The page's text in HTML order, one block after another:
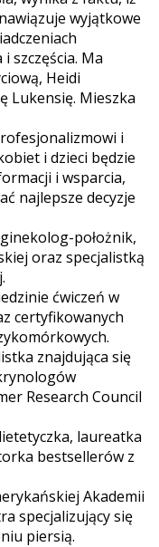
wyjątkowe
szczęścia. Ma
Heidi
Lukensię. Mieszka
i
i dzieci będzie
i wsparcia,
najlepsze decyzje
położnik,
oraz specjalistką
ćwiczeń w
certyfikowanych
znajdująca się
Research Council
laureatka
bestsellerów z
Akademii
specjalizujący się
piersią.